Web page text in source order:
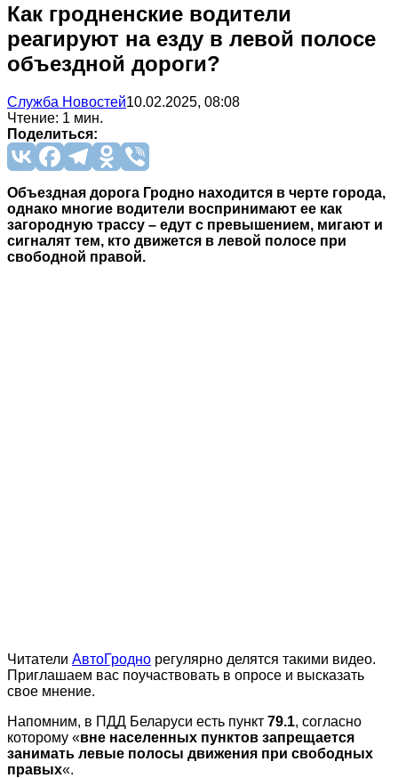
Как гродненские водители
реагируют на езду в левой полосе
объездной дороги?
Служба Новостей10.02.2025, 08:08
Чтение: 1 мин.
Поделиться:
Объездная дорога Гродно находится в черте города,
однако многие водители воспринимают ее как
загородную трассу – едут с превышением, мигают и
сигналят тем, кто движется в левой полосе при
свободной правой.
Читатели АвтоГродно регулярно делятся такими видео.
Приглашаем вас поучаствовать в опросе и высказать
свое мнение.
Напомним, в ПДД Беларуси есть пункт 79.1, согласно
которому «вне населенных пунктов запрещается
занимать левые полосы движения при свободных
правых«.